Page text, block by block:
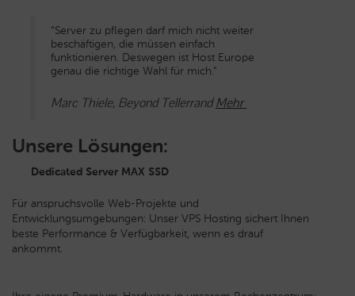
“Server zu pflegen darf mich nicht weiter
beschäftigen, die müssen einfach
funktionieren. Deswegen ist Host Europe
genau die richtige Wahl für mich.”
Marc Thiele, Beyond TellerrandMehr
Unsere Lösungen:
Dedicated Server MAX SSD
Für anspruchsvolle Web-Projekte und
Entwicklungsumgebungen: Unser VPS Hosting sichert Ihnen
beste Performance & Verfügbarkeit, wenn es drauf
ankommt.